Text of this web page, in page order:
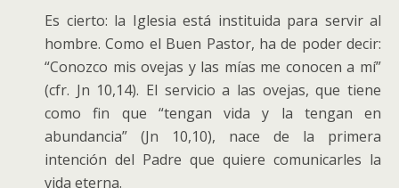
Es cierto: la Iglesia está instituida para servir al
hombre. Como el Buen Pastor, ha de poder decir:
“Conozco mis ovejas y las mías me conocen a mí”
(cfr. Jn 10,14). El servicio a las ovejas, que tiene
como fin que “tengan vida y la tengan en
abundancia” (Jn 10,10), nace de la primera
intención del Padre que quiere comunicarles la
vida eterna.